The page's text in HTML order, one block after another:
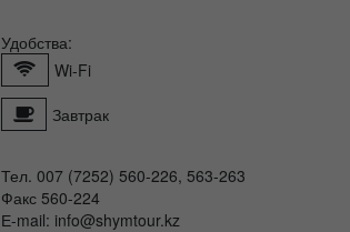
Удобства:
Wi-Fi
Завтрак
Тел. 007 (7252) 560-226, 563-263
Факс 560-224
Е-mail: info@shymtour.kz